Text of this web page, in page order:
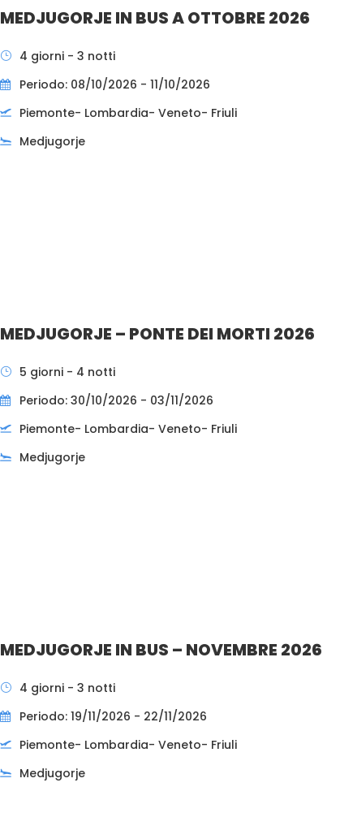
MEDJUGORJE IN BUS A OTTOBRE 2026
4 giorni - 3 notti
Periodo: 08/10/2026 - 11/10/2026
Piemonte- Lombardia- Veneto- Friuli
Medjugorje
MEDJUGORJE – PONTE DEI MORTI 2026
5 giorni - 4 notti
Periodo: 30/10/2026 - 03/11/2026
Piemonte- Lombardia- Veneto- Friuli
Medjugorje
MEDJUGORJE IN BUS – NOVEMBRE 2026
4 giorni - 3 notti
Periodo: 19/11/2026 - 22/11/2026
Piemonte- Lombardia- Veneto- Friuli
Medjugorje